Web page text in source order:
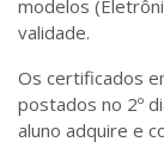
modelos
validade.
Os certificados
postados no 2º
aluno adquire e